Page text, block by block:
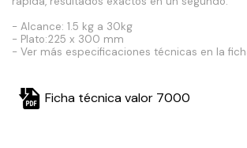
- Alcance: 1.5 kg a 30kg
- Plato:225 x 300 mm
- Ver más especificaciones técnicas en la
Ficha técnica valor 7000